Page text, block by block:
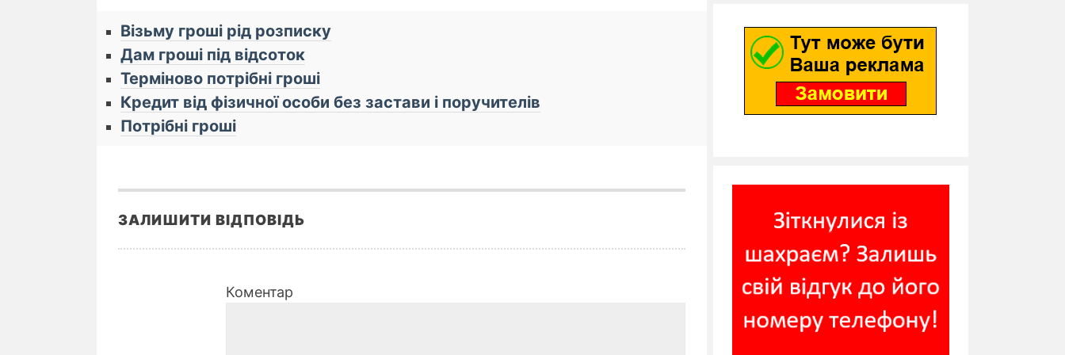
Візьму гроші рід розписку
Дам гроші під відсоток
Терміново потрібні гроші
Кредит від фізичної особи без застави і поручителів
Потрібні гроші
ЗАЛИШИТИ ВІДПОВІДЬ
Коментар